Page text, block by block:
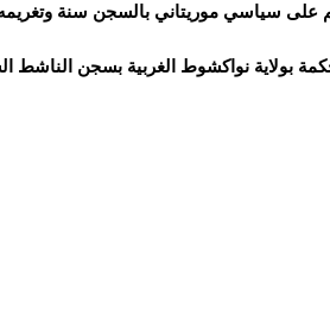
على سياسي موريتاني بالسجن سنة
بولاية نواكشوط الغربية بسجن الناشط